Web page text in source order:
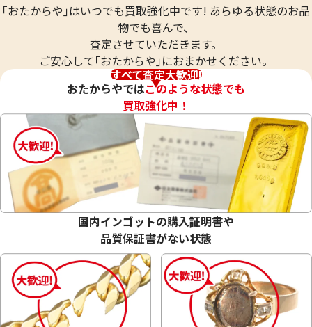
変色して石が外れたシルバー925 (Sv925)
34.8g
参考買取価格
19,900円
シルバー925
33.8g
参考買取価格
19,300円
｢おたからや｣はいつでも買取強化中です! あらゆる状態のお品
物でも喜んで、
査定させていただきます。
ご安心して｢おたからや｣におまかせください。
すべて査定大歓迎!
おたからやではこのような状態でも
買取強化中！
国内インゴットの購入証明書や
品質保証書がない状態